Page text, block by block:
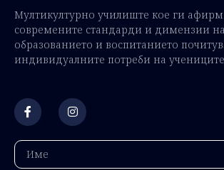
Мултикултурно училиште кое ги
современите стандарди и димензии на
образованието и воспитанието
индивидуалните потреби на учениците